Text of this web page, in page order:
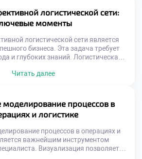
знаний. Технологии определяют
ежедневных операций. Рынок
отличается огромным разнообразием
От простых таблиц […]
логистической сети:
моменты
логистической сети является
бизнеса. Эта задача требует
и глубоких знаний. Логистическая
От её качества зависит скорость
должны уметь проектировать
Профессионализм в этой
востребованность на рынке […]
Читать далее
моделирование процессов в
и логистике
процессов в операциях и
важнейшим инструментом
Визуализация позволяет